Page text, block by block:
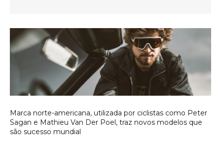
Marca norte-americana, utilizada por ciclistas como Peter
Sagan e Mathieu Van Der Poel, traz novos modelos que
são sucesso mundial